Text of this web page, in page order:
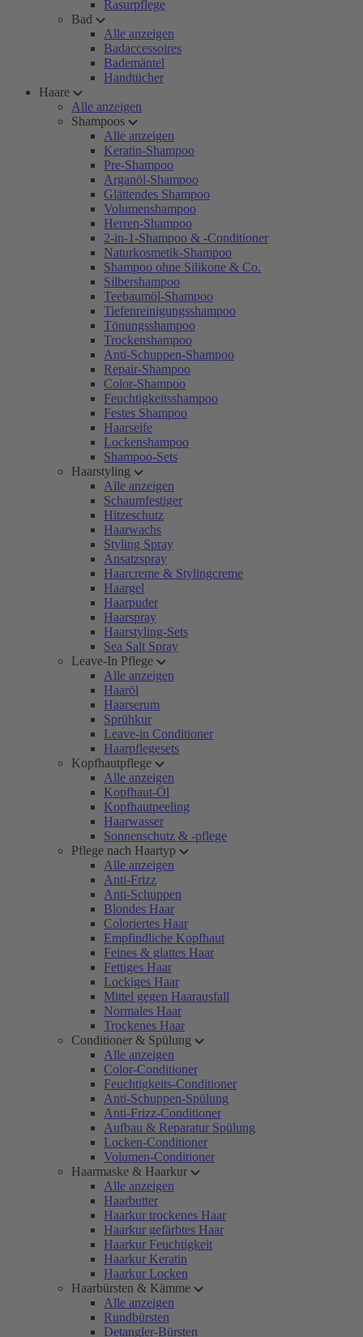
Rasurpflege
Bad
Alle anzeigen
Badaccessoires
Bademäntel
Handtücher
Haare
Alle anzeigen
Shampoos
Alle anzeigen
Keratin-Shampoo
Pre-Shampoo
Arganöl-Shampoo
Glättendes Shampoo
Volumenshampoo
Herren-Shampoo
2-in-1-Shampoo & -Conditioner
Naturkosmetik-Shampoo
Shampoo ohne Silikone & Co.
Silbershampoo
Teebaumöl-Shampoo
Tiefenreinigungsshampoo
Tönungsshampoo
Trockenshampoo
Anti-Schuppen-Shampoo
Repair-Shampoo
Color-Shampoo
Feuchtigkeitsshampoo
Festes Shampoo
Haarseife
Lockenshampoo
Shampoo-Sets
Haarstyling
Alle anzeigen
Schaumfestiger
Hitzeschutz
Haarwachs
Styling Spray
Ansatzspray
Haarcreme & Stylingcreme
Haargel
Haarpuder
Haarspray
Haarstyling-Sets
Sea Salt Spray
Leave-In Pflege
Alle anzeigen
Haaröl
Haarserum
Sprühkur
Leave-in Conditioner
Haarpflegesets
Kopfhautpflege
Alle anzeigen
Kopfhaut-Öl
Kopfhautpeeling
Haarwasser
Sonnenschutz & -pflege
Pflege nach Haartyp
Alle anzeigen
Anti-Frizz
Anti-Schuppen
Blondes Haar
Coloriertes Haar
Empfindliche Kopfhaut
Feines & glattes Haar
Fettiges Haar
Lockiges Haar
Mittel gegen Haarausfall
Normales Haar
Trockenes Haar
Conditioner & Spülung
Alle anzeigen
Color-Conditioner
Feuchtigkeits-Conditioner
Anti-Schuppen-Spülung
Anti-Frizz-Conditioner
Aufbau & Reparatur Spülung
Locken-Conditioner
Volumen-Conditioner
Haarmaske & Haarkur
Alle anzeigen
Haarbutter
Haarkur trockenes Haar
Haarkur gefärbtes Haar
Haarkur Feuchtigkeit
Haarkur Keratin
Haarkur Locken
Haarbürsten & Kämme
Alle anzeigen
Rundbürsten
Detangler-Bürsten